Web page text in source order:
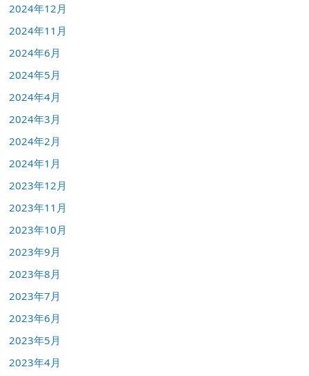
2024年12月
2024年11月
2024年6月
2024年5月
2024年4月
2024年3月
2024年2月
2024年1月
2023年12月
2023年11月
2023年10月
2023年9月
2023年8月
2023年7月
2023年6月
2023年5月
2023年4月